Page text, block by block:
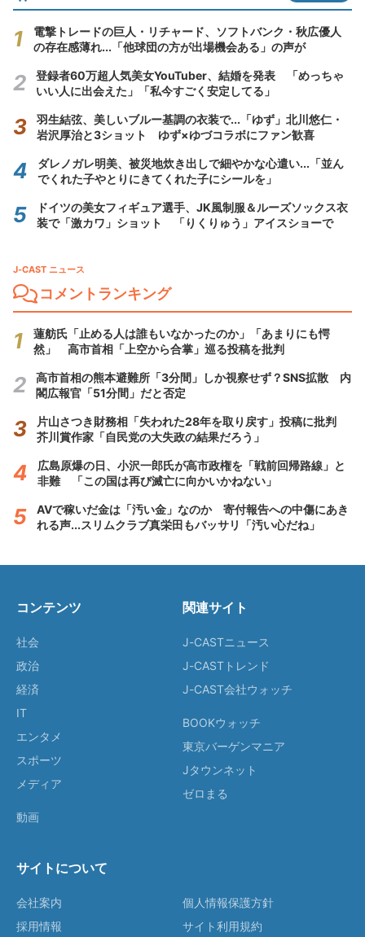
電撃トレードの巨人・リチャード、ソフトバンク・秋広優人
の存在感薄れ...「他球団の方が出場機会ある」の声が
登録者60万超人気美女YouTuber、結婚を発表 「めっちゃ
いい人に出会えた」「私今すごく安定してる」
羽生結弦、美しいブルー基調の衣装で...「ゆず」北川悠仁・
岩沢厚治と3ショット ゆず×ゆづコラボにファン歓喜
ダレノガレ明美、被災地炊き出しで細やかな心遣い...「並ん
でくれた子やとりにきてくれた子にシールを」
ドイツの美女フィギュア選手、JK風制服＆ルーズソックス衣
装で「激カワ」ショット 「りくりゅう」アイスショーで
J-CAST ニュース
コメントランキング
蓮舫氏「止める人は誰もいなかったのか」「あまりにも愕
然」 高市首相「上空から合掌」巡る投稿を批判
高市首相の熊本避難所「3分間」しか視察せず？SNS拡散 内
閣広報官「51分間」だと否定
片山さつき財務相「失われた28年を取り戻す」投稿に批判
芥川賞作家「自民党の大失政の結果だろう」
広島原爆の日、小沢一郎氏が高市政権を「戦前回帰路線」と
非難 「この国は再び滅亡に向かいかねない」
AVで稼いだ金は「汚い金」なのか 寄付報告への中傷にあき
れる声...スリムクラブ真栄田もバッサリ「汚い心だね」
コンテンツ
社会
政治
経済
IT
エンタメ
スポーツ
メディア
動画
関連サイト
J-CASTニュース
J-CASTトレンド
J-CAST会社ウォッチ
BOOKウォッチ
東京バーゲンマニア
Jタウンネット
ゼロまる
サイトについて
会社案内
採用情報
個人情報保護方針
サイト利用規約